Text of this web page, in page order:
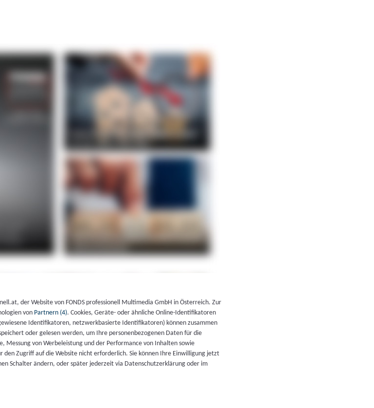
der Website von FONDS professionell Multimedia GmbH in Österreich. Zur
von Partnern (4). Cookies, Geräte- oder ähnliche Online-Identifikatoren
Identifikatoren, netzwerkbasierte Identifikatoren) können zusammen
oder gelesen werden, um Ihre personenbezogenen Daten für die
Messung von Werbeleistung und der Performance von Inhalten sowie
den Zugriff auf die Website nicht erforderlich. Sie können Ihre Einwilligung jetzt
Schalter ändern, oder später jederzeit via Datenschutzerklärung oder im